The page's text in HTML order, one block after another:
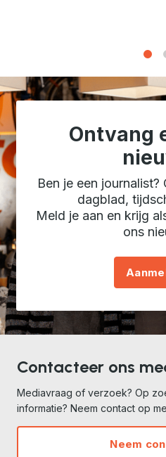
Ontvang
Ben je een
dagblad,
Meld je aan en krijg
ons
Contacteer ons
Mediavraag of verzoek? Op
informatie? Neem contact op
Neem